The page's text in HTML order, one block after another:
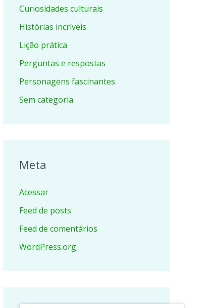
Curiosidades culturais
Histórias incríveis
Lição prática
Perguntas e respostas
Personagens fascinantes
Sem categoria
Meta
Acessar
Feed de posts
Feed de comentários
WordPress.org